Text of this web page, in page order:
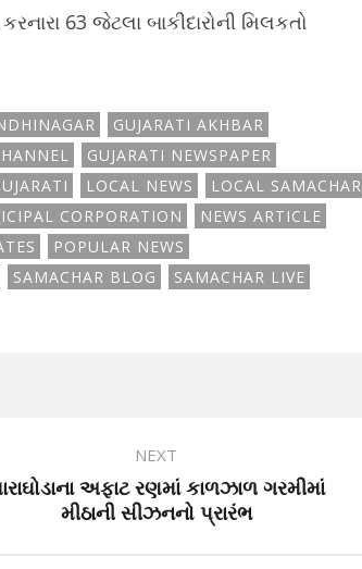
63 જેટલા બાકીદારોની મિલકતો
GUJARATI AKHBAR
GUJARATI NEWSPAPER
LOCAL NEWS
LOCAL SAMACHAR
CORPORATION
NEWS ARTICLE
POPULAR NEWS
SAMACHAR BLOG
SAMACHAR LIVE
NEXT
અફાટ રણમાં કાળઝાળ ગરમીમાં
મીઠાની સીઝનનો પ્રારંભ